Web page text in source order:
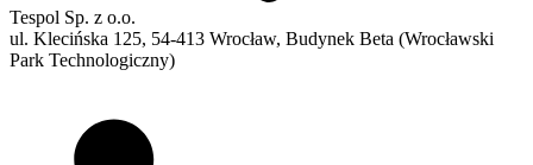
Tespol Sp. z o.o.
ul. Klecińska 125, 54-413 Wrocław, Budynek Beta (Wrocławski
Park Technologiczny)